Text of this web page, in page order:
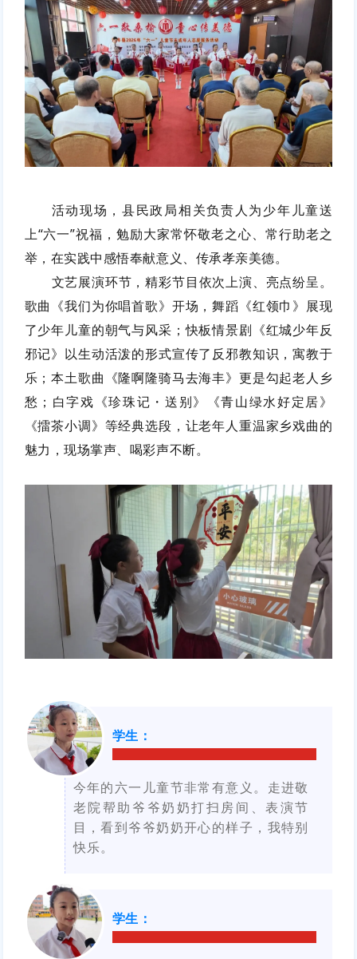
活动现场，县民政局相关负责人为少年儿童送
上“六一”祝福，勉励大家常怀敬老之心、常行助老之
举，在实践中感悟奉献意义、传承孝亲美德。
文艺展演环节，精彩节目依次上演、亮点纷呈。
歌曲《我们为你唱首歌》开场，舞蹈《红领巾》展现
了少年儿童的朝气与风采；快板情景剧《红城少年反
邪记》以生动活泼的形式宣传了反邪教知识，寓教于
乐；本土歌曲《隆啊隆骑马去海丰》更是勾起老人乡
愁；白字戏《珍珠记・送别》《青山绿水好定居》
《擂茶小调》等经典选段，让老年人重温家乡戏曲的
魅力，现场掌声、喝彩声不断。
学生 ：
今年的六一儿童节非常有意义。走进敬
老院帮助爷爷奶奶打扫房间、表演节
目，看到爷爷奶奶开心的样子，我特别
快乐。
学生 ：